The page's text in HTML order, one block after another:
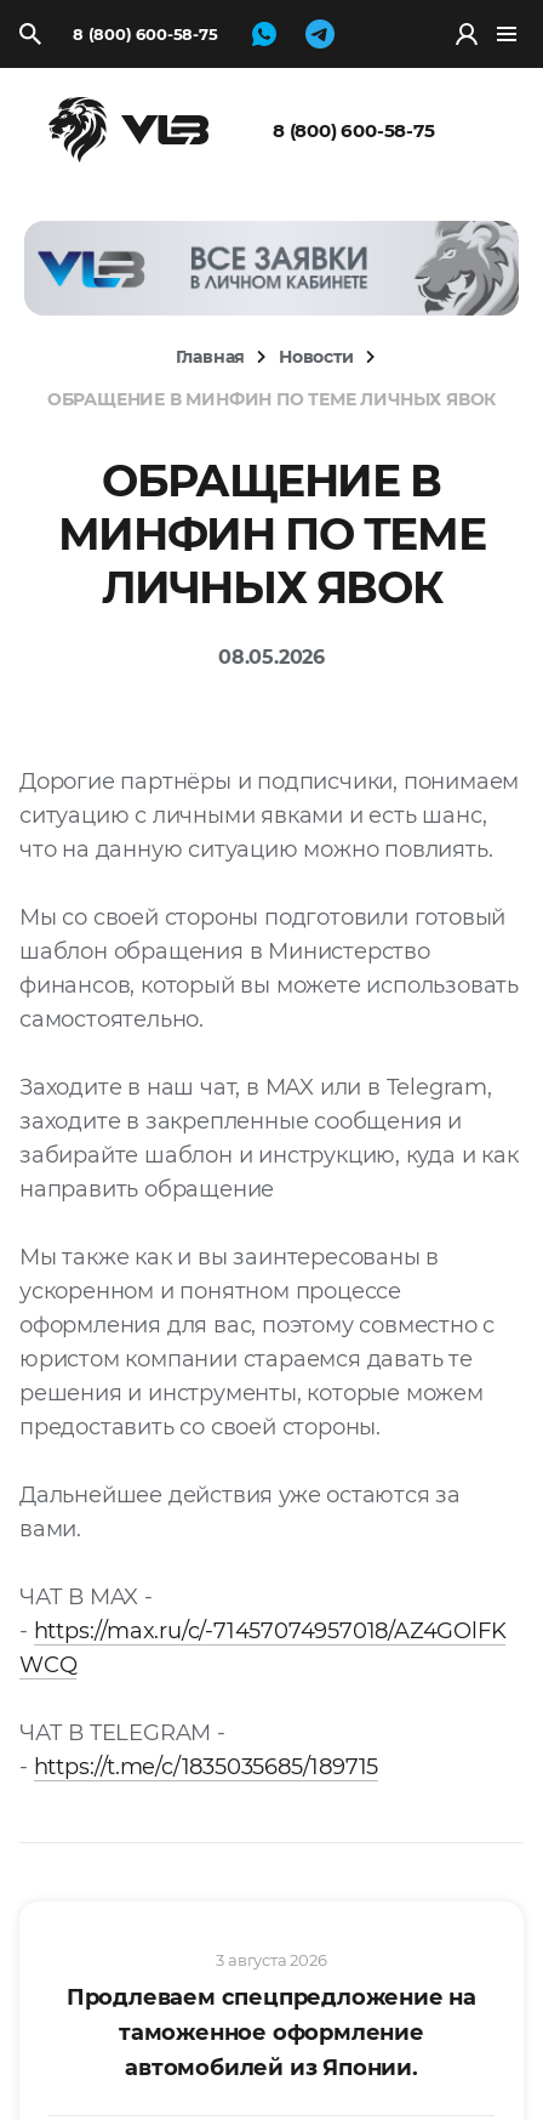
8 (800) 600-58-75
8 (800) 600-58-75
Главная
Новости
ОБРАЩЕНИЕ В МИНФИН ПО ТЕМЕ ЛИЧНЫХ ЯВОК
ОБРАЩЕНИЕ В
МИНФИН ПО ТЕМЕ
ЛИЧНЫХ ЯВОК
08.05.2026
Дорогие партнёры и подписчики, понимаем
ситуацию с личными явками и есть шанс,
что на данную ситуацию можно повлиять.
Мы со своей стороны подготовили готовый
шаблон обращения в Министерство
финансов, который вы можете использовать
самостоятельно.
Заходите в наш чат, в MAX или в Telegram,
заходите в закрепленные сообщения и
забирайте шаблон и инструкцию, куда и как
направить обращение
Мы также как и вы заинтересованы в
ускоренном и понятном процессе
оформления для вас, поэтому совместно с
юристом компании стараемся давать те
решения и инструменты, которые можем
предоставить со своей стороны.
Дальнейшее действия уже остаются за
вами.
ЧАТ В MAX -
- https://max.ru/c/-71457074957018/AZ4GOlFK
WCQ
ЧАТ В TELEGRAM -
- https://t.me/c/1835035685/189715
3 августа 2026
Продлеваем спецпредложение на
таможенное оформление
автомобилей из Японии.
Запросить
расчёт
Файл
Согласен с
политикой
конфиденциальности
и наобработку моих
персональных
данных
Запросить расчёт